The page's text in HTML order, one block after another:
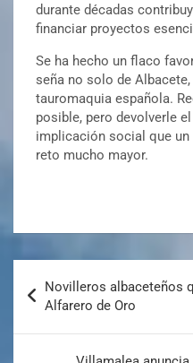
durante décadas
financiar proyectos
Se ha hecho un flaco
seña no solo de
tauromaquia española.
posible, pero devolverle
implicación social que un
reto mucho mayor.
Novilleros albaceteños
Alfarero de Oro